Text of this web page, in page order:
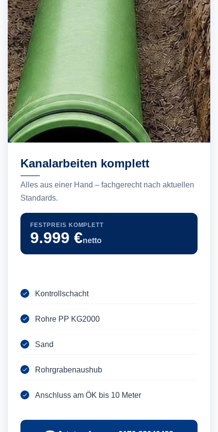
Kanalarbeiten komplett
Alles aus einer Hand – fachgerecht nach aktuellen
Standards.
FESTPREIS KOMPLETT
9.999 €netto
Kontrollschacht
Rohre PP KG2000
Sand
Rohrgrabenaushub
Anschluss am ÖK bis 10 Meter